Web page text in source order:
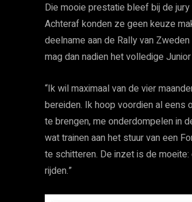
Die mooie prestatie bleef bij de
Achteraf konden ze geen keuze
deelname aan de Rally van
mag dan nadien het volledige
“Ik wil maximaal van de vier
bereiden. Ik hoop voordien al eens
te brengen, me onderdompelen in
wat trainen aan het stuur van een
te schitteren. De inzet is de
rijden.”